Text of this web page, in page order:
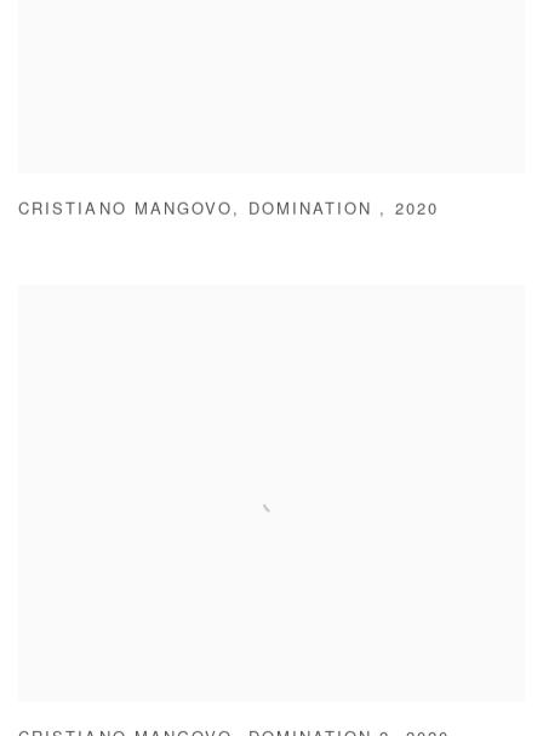
CRISTIANO MANGOVO , DOMINATION , 2020